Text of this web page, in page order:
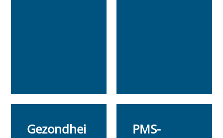
Gezondhei
PMS-